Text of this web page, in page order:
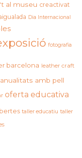
al museu creactivat
Dia Internacional
fotografia
barcelona leather craft
amb pell
oferta educativa
taller educatiu taller